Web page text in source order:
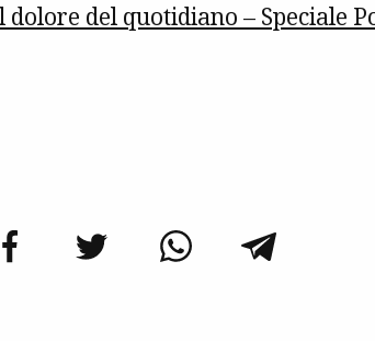
dolore del quotidiano – Speciale